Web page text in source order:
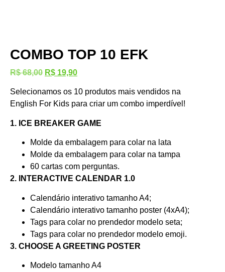
COMBO TOP 10 EFK
R$68,00 R$ 19,90
Selecionamos os 10 produtos mais vendidos na
English For Kids para criar um combo imperdível!
1. ICE BREAKER GAME
Molde da embalagem para colar na lata
Molde da embalagem para colar na tampa
60 cartas com perguntas.
2. INTERACTIVE CALENDAR 1.0
Calendário interativo tamanho A4;
Calendário interativo tamanho poster (4xA4);
Tags para colar no prendedor modelo seta;
Tags para colar no prendedor modelo emoji.
3. CHOOSE A GREETING POSTER
Modelo tamanho A4